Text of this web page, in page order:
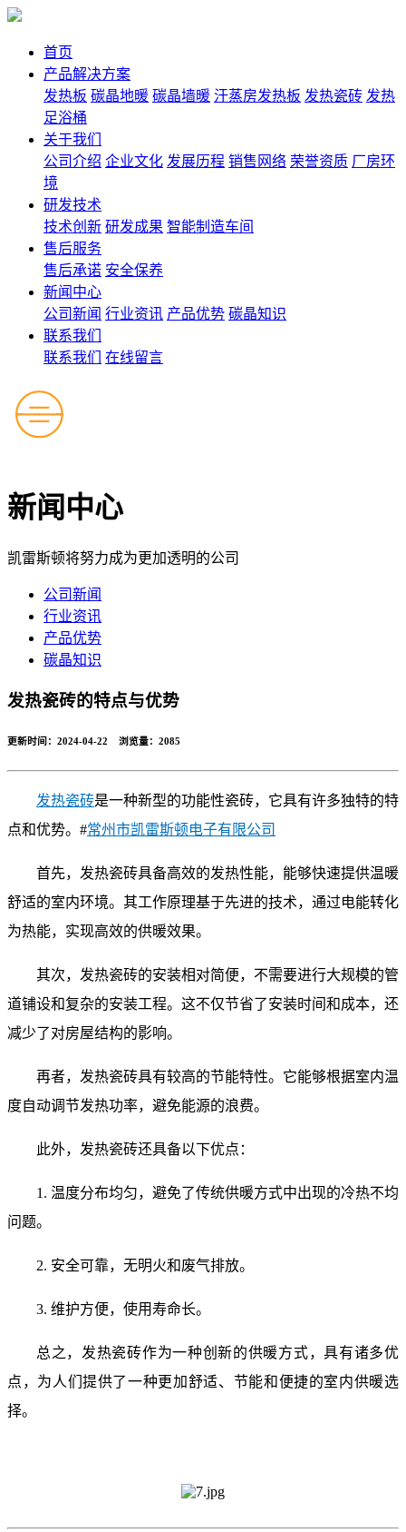
首页
产品解决方案
发热板 碳晶地暖 碳晶墙暖 汗蒸房发热板 发热瓷砖 发热
足浴桶
关于我们
公司介绍 企业文化 发展历程 销售网络 荣誉资质 厂房环
境
研发技术
技术创新 研发成果 智能制造车间
售后服务
售后承诺 安全保养
新闻中心
公司新闻 行业资讯 产品优势 碳晶知识
联系我们
联系我们
在线留言
新闻中心
凯雷斯顿将努力成为更加透明的公司
公司新闻
行业资讯
产品优势
碳晶知识
发热瓷砖的特点与优势
更新时间：2024-04-22 浏览量： 2085
发热瓷砖是一种新型的功能性瓷砖，它具有许多独特的特
点和优势。#常州市凯雷斯顿电子有限公司
首先，发热瓷砖具备高效的发热性能，能够快速提供温暖
舒适的室内环境。其工作原理基于先进的技术，通过电能转化
为热能，实现高效的供暖效果。
其次，发热瓷砖的安装相对简便，不需要进行大规模的管
道铺设和复杂的安装工程。这不仅节省了安装时间和成本，还
减少了对房屋结构的影响。
再者，发热瓷砖具有较高的节能特性。它能够根据室内温
度自动调节发热功率，避免能源的浪费。
此外，发热瓷砖还具备以下优点：
1. 温度分布均匀，避免了传统供暖方式中出现的冷热不均
问题。
2. 安全可靠，无明火和废气排放。
3. 维护方便，使用寿命长。
总之，发热瓷砖作为一种创新的供暖方式，具有诸多优
点，为人们提供了一种更加舒适、节能和便捷的室内供暖选
择。